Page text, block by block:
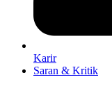
Karir
Saran & Kritik